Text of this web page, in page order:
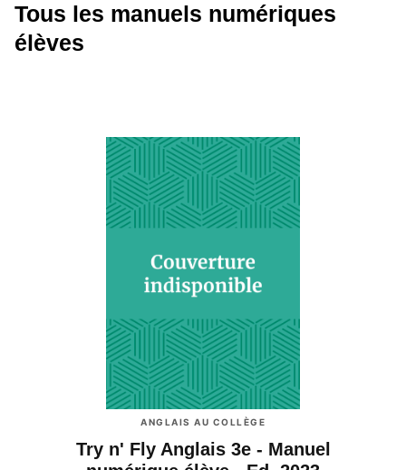
Tous les manuels numériques
élèves
ANGLAIS AU COLLÈGE
Try n' Fly Anglais 3e - Manuel